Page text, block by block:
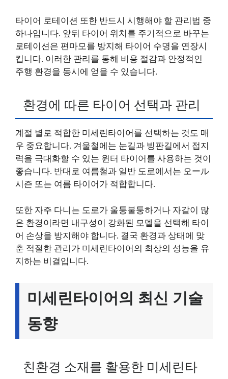
타이어 로테이션 또한 반드시 시행해야 할 관리법 중
하나입니다. 앞뒤 타이어 위치를 주기적으로 바꾸는
로테이션은 편마모를 방지해 타이어 수명을 연장시
킵니다. 이러한 관리를 통해 비용 절감과 안정적인
주행 환경을 동시에 얻을 수 있습니다.
환경에 따른 타이어 선택과 관리
계절 별로 적합한 미세린타이어를 선택하는 것도 매
우 중요합니다. 겨울철에는 눈길과 빙판길에서 접지
력을 극대화할 수 있는 윈터 타이어를 사용하는 것이
좋습니다. 반대로 여름철과 일반 도로에서는 오ール
시즌 또는 여름 타이어가 적합합니다.
또한 자주 다니는 도로가 울퉁불퉁하거나 자갈이 많
은 환경이라면 내구성이 강화된 모델을 선택해 타이
어 손상을 방지해야 합니다. 결국 환경과 상태에 맞
춘 적절한 관리가 미세린타이어의 최상의 성능을 유
지하는 비결입니다.
미세린타이어의 최신 기술
동향
친환경 소재를 활용한 미세린타